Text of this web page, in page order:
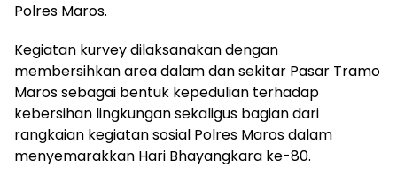
Polres Maros.
Kegiatan kurvey dilaksanakan dengan
membersihkan area dalam dan sekitar Pasar Tramo
Maros sebagai bentuk kepedulian terhadap
kebersihan lingkungan sekaligus bagian dari
rangkaian kegiatan sosial Polres Maros dalam
menyemarakkan Hari Bhayangkara ke-80.